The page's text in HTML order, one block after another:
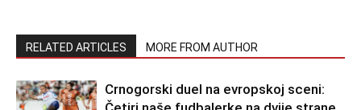
RELATED ARTICLES MORE FROM AUTHOR
Crnogorski duel na evropskoj sceni: